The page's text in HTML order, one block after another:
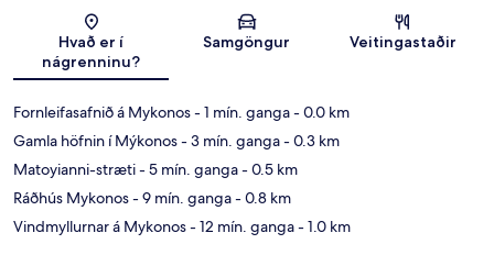
Kort
Hvað er í
nágrenninu?
Samgöngur Veitingastaðir
Fornleifasafnið á Mykonos- 1 mín. ganga- 0.0 km
Gamla höfnin í Mýkonos- 3 mín. ganga- 0.3 km
Matoyianni-stræti- 5 mín. ganga- 0.5 km
Ráðhús Mykonos- 9 mín. ganga- 0.8 km
Vindmyllurnar á Mykonos- 12 mín. ganga- 1.0 km